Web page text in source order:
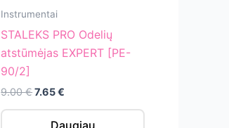
STALEKS
atstūmėjas
EXPERT
[PE-
Instrumentai
STALEKS PRO Odelių
atstūmėjas EXPERT [PE-
90/2]
9.00€Original
7.65€
Daugiau